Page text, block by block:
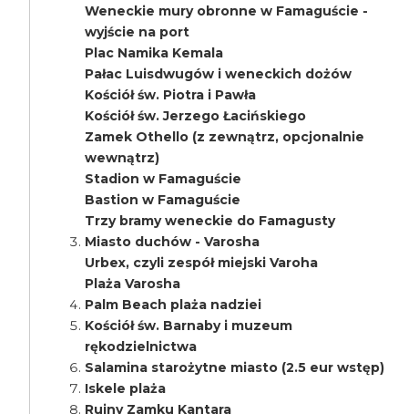
Weneckie mury obronne w Famaguście -
wyjście na port
Plac Namika Kemala
Pałac Luisdwugów i weneckich dożów
Kościół św. Piotra i Pawła
Kościół św. Jerzego Łacińskiego
Zamek Othello (z zewnątrz, opcjonalnie
wewnątrz)
Stadion w Famaguście
Bastion w Famaguście
Trzy bramy weneckie do Famagusty
Miasto duchów - Varosha
Urbex, czyli zespół miejski Varoha
Plaża Varosha
Palm Beach plaża nadziei
Kościół św. Barnaby i muzeum
rękodzielnictwa
Salamina starożytne miasto (2.5 eur wstęp)
Iskele plaża
Ruiny Zamku Kantara